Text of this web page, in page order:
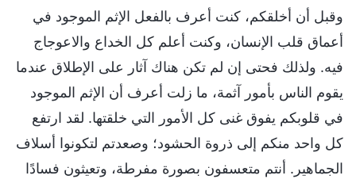
وقبل أن أخلقكم، كنت أعرف بالفعل الإثم الموجود في
أعماق قلب الإنسان، وكنت أعلم كل الخداع والاعوجاج
فيه. ولذلك فحتى إن لم تكن هناك آثار على الإطلاق عندما
يقوم الناس بأمور آثمة، ما زلت أعرف أن الإثم الموجود
في قلوبكم يفوق غنى كل الأمور التي خلقتها. لقد ارتفع
كل واحد منكم إلى ذروة الحشود؛ وصعدتم لتكونوا أسلاف
الجماهير. أنتم متعسفون بصورة مفرطة، وتعيثون فسادًا